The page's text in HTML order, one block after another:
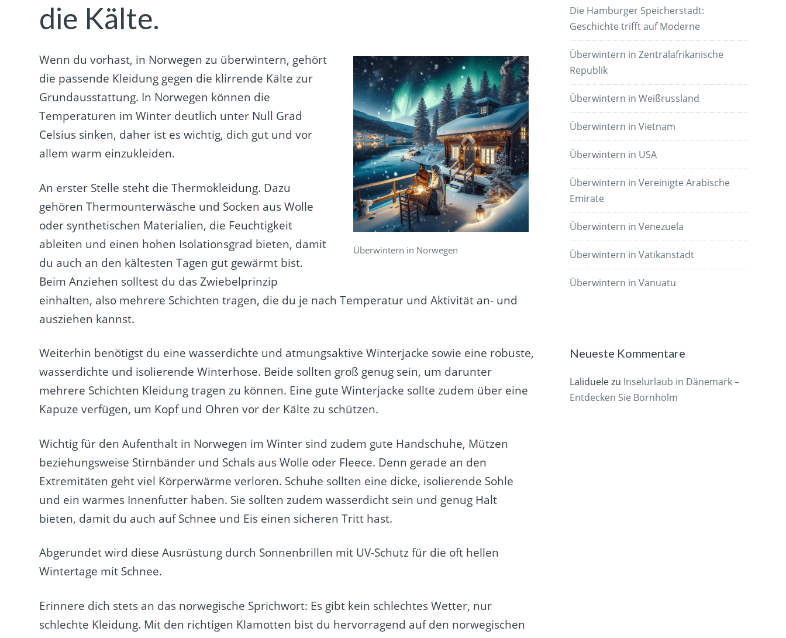
die Kälte.
Überwintern in Norwegen
Wenn du vorhast, in Norwegen zu überwintern, gehört
die passende Kleidung gegen die klirrende Kälte zur
Grundausstattung. In Norwegen können die
Temperaturen im Winter deutlich unter Null Grad
Celsius sinken, daher ist es wichtig, dich gut und vor
allem warm einzukleiden.
An erster Stelle steht die Thermokleidung. Dazu
gehören Thermounterwäsche und Socken aus Wolle
oder synthetischen Materialien, die Feuchtigkeit
ableiten und einen hohen Isolationsgrad bieten, damit
du auch an den kältesten Tagen gut gewärmt bist.
Beim Anziehen solltest du das Zwiebelprinzip
einhalten, also mehrere Schichten tragen, die du je nach Temperatur und Aktivität an- und
ausziehen kannst.
Weiterhin benötigst du eine wasserdichte und atmungsaktive Winterjacke sowie eine robuste,
wasserdichte und isolierende Winterhose. Beide sollten groß genug sein, um darunter
mehrere Schichten Kleidung tragen zu können. Eine gute Winterjacke sollte zudem über eine
Kapuze verfügen, um Kopf und Ohren vor der Kälte zu schützen.
Wichtig für den Aufenthalt in Norwegen im Winter sind zudem gute Handschuhe, Mützen
beziehungsweise Stirnbänder und Schals aus Wolle oder Fleece. Denn gerade an den
Extremitäten geht viel Körperwärme verloren. Schuhe sollten eine dicke, isolierende Sohle
und ein warmes Innenfutter haben. Sie sollten zudem wasserdicht sein und genug Halt
bieten, damit du auch auf Schnee und Eis einen sicheren Tritt hast.
Abgerundet wird diese Ausrüstung durch Sonnenbrillen mit UV-Schutz für die oft hellen
Wintertage mit Schnee.
Erinnere dich stets an das norwegische Sprichwort: Es gibt kein schlechtes Wetter, nur
schlechte Kleidung. Mit den richtigen Klamotten bist du hervorragend auf den norwegischen
Die Hamburger Speicherstadt:
Geschichte trifft auf Moderne
Überwintern in Zentralafrikanische
Republik
Überwintern in Weißrussland
Überwintern in Vietnam
Überwintern in USA
Überwintern in Vereinigte Arabische
Emirate
Überwintern in Venezuela
Überwintern in Vatikanstadt
Überwintern in Vanuatu
Neueste Kommentare
Laliduelezu Inselurlaub in Dänemark –
Entdecken Sie Bornholm